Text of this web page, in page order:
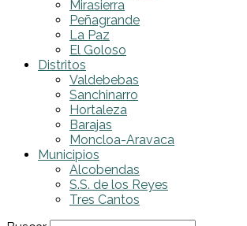
Mirasierra
Peñagrande
La Paz
El Goloso
Distritos
Valdebebas
Sanchinarro
Hortaleza
Barajas
Moncloa-Aravaca
Municipios
Alcobendas
S.S. de los Reyes
Tres Cantos